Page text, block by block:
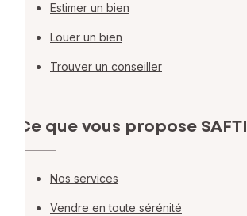
Estimer un bien
Louer un bien
Trouver un conseiller
Ce que vous propose SAFTI
Nos services
Vendre en toute sérénité